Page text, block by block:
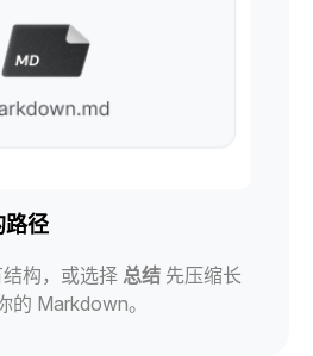
路径
构，或选择 总结 先压缩长
的 Markdown。